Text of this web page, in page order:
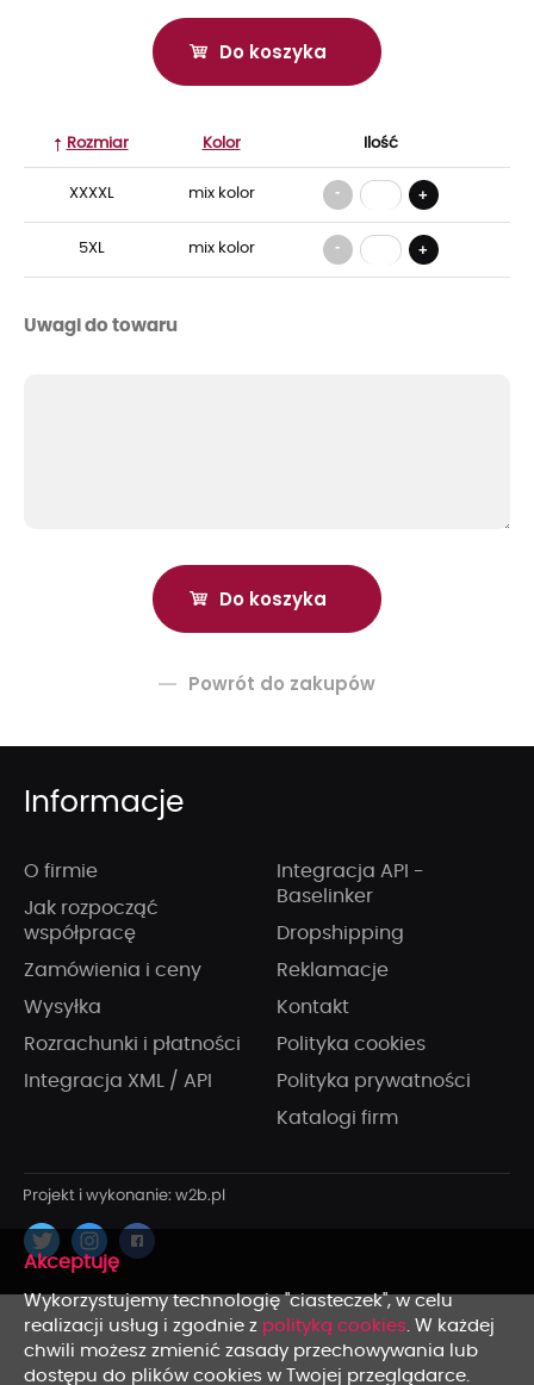
Do koszyka
Rozmiar Kolor Ilość
XXXXL mix kolor - +
5XL mix kolor - +
Uwagi do towaru
Powrót do zakupów
Informacje
O firmie
Jak rozpocząć
współpracę
Zamówienia i ceny
Wysyłka
Rozrachunki i płatności
Integracja XML / API
Integracja API -
Baselinker
Dropshipping
Reklamacje
Kontakt
Polityka cookies
Polityka prywatności
Katalogi firm
x
Wykorzystujemy technologię "ciasteczek", w celu
realizacji usług i zgodnie z polityką cookies. W każdej
chwili możesz zmienić zasady przechowywania lub
dostępu do plików cookies w Twojej przeglądarce.